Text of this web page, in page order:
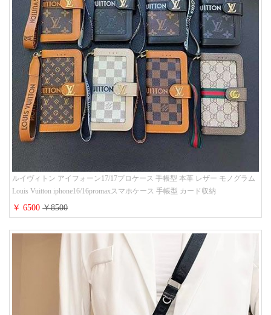
ルイヴィトン アイフォーン17/17プロケース 手帳型 本革 レザー モノグラム
Louis Vuitton iphone16/16promaxスマホケース 手帳型 カード収納
iphone15/14/13ケース ビジネス風 GUCCI galaxy s26/s25/s24ケース 手帳型 大
人 可愛い
￥ 6500￥8500